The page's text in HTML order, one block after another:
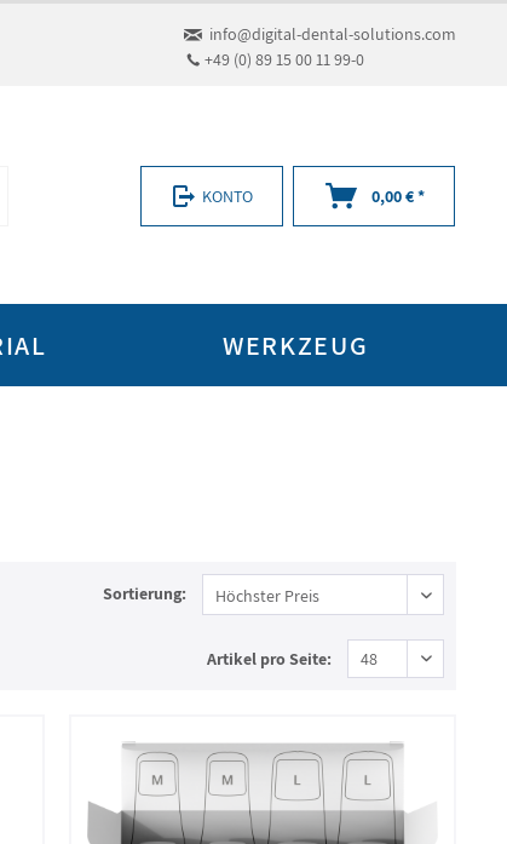
info@digital-dental-solutions.com
+49 (0) 89 15 00 11 99-0
KONTO 0,00 € *
WERKZEUG
Sortierung:
Artikel pro Seite: